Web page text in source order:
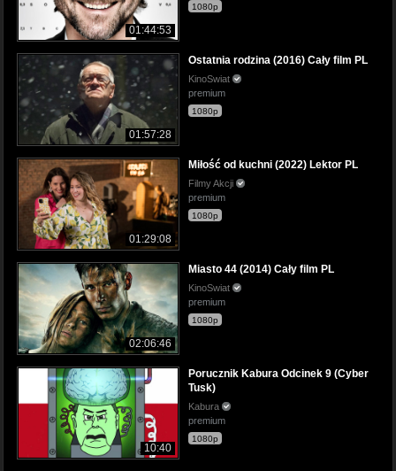
01:44:53
1080p
01:57:28
Ostatnia rodzina (2016) Cały film PL
KinoSwiat
premium
1080p
01:29:08
Miłość od kuchni (2022) Lektor PL
Filmy Akcji
premium
1080p
02:06:46
Miasto 44 (2014) Cały film PL
KinoSwiat
premium
1080p
10:40
Porucznik Kabura Odcinek 9 (Cyber
Tusk)
Kabura
premium
1080p